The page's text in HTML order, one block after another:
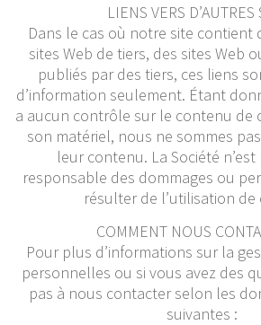
LIENS VERS D’AUTRES
Dans le cas où notre site contient
sites Web de tiers, des sites Web
publiés par des tiers, ces liens
d’information seulement. Étant
a aucun contrôle sur le contenu de
son matériel, nous ne sommes
leur contenu. La Société
responsable des dommages ou
résulter de l’utilisation de
COMMENT NOUS
Pour plus d’informations sur la
personnelles ou si vous avez des
pas à nous contacter selon les
suivantes :